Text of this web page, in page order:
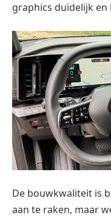
graphics duidelijk en
De bouwkwaliteit is
aan te raken, maar